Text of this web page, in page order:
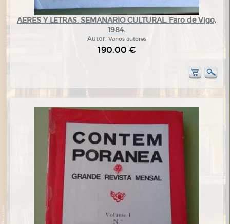
AERES Y LETRAS. SEMANARIO CULTURAL. Faro de Vigo,
1984.
Autor: Varios autores
190,00 €